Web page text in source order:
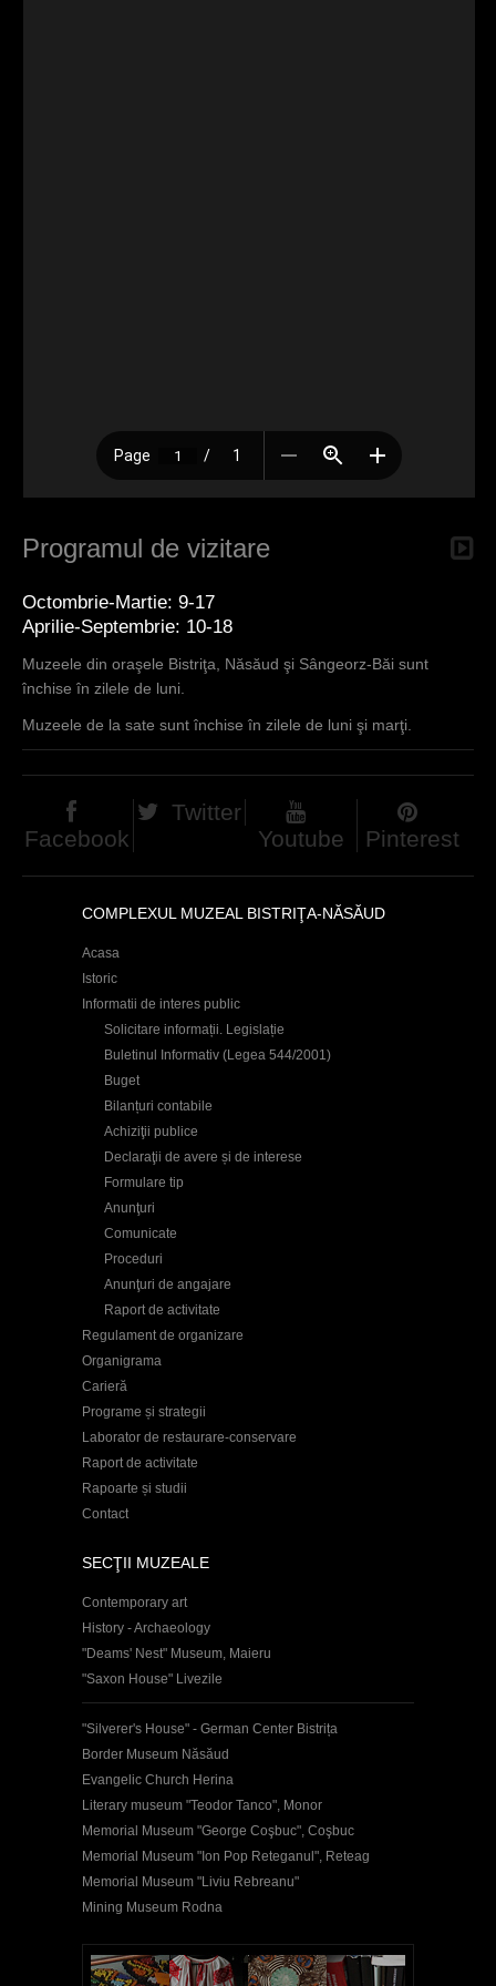
Programul de vizitare
Octombrie-Martie: 9-17
Aprilie-Septembrie: 10-18
Muzeele din oraşele Bistriţa, Năsăud şi Sângeorz-Băi sunt
închise în zilele de luni.
Muzeele de la sate sunt închise în zilele de luni şi marţi.
Facebook
Twitter
Youtube
Pinterest
COMPLEXUL MUZEAL BISTRIŢA-NĂSĂUD
Acasa
Istoric
Informatii de interes public
Solicitare informații. Legislație
Buletinul Informativ (Legea 544/2001)
Buget
Bilanțuri contabile
Achiziţii publice
Declaraţii de avere și de interese
Formulare tip
Anunţuri
Comunicate
Proceduri
Anunţuri de angajare
Raport de activitate
Regulament de organizare
Organigrama
Carieră
Programe și strategii
Laborator de restaurare-conservare
Raport de activitate
Rapoarte și studii
Contact
SECŢII MUZEALE
Contemporary art
History - Archaeology
"Deams' Nest" Museum, Maieru
"Saxon House" Livezile
"Silverer's House" - German Center Bistrița
Border Museum Năsăud
Evangelic Church Herina
Literary museum "Teodor Tanco", Monor
Memorial Museum "George Coşbuc", Coşbuc
Memorial Museum "Ion Pop Reteganul", Reteag
Memorial Museum "Liviu Rebreanu"
Mining Museum Rodna